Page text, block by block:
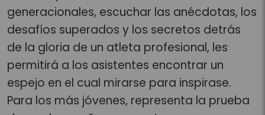
generacionales, escuchar las anécdotas, los
desafíos superados y los secretos detrás
de la gloria de un atleta profesional, les
permitirá a los asistentes encontrar un
espejo en el cual mirarse para inspirase.
Para los más jóvenes, representa la prueba